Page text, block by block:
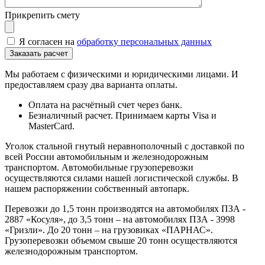
Прикрепить смету
Я согласен на обработку персональных данных
Мы работаем с физическими и юридическими лицами. И
предоставляем сразу два варианта оплаты.
Оплата на расчётный счет через банк.
Безналичный расчет. Принимаем карты Visa и
MasterCard.
Уголок стальной гнутый неравнополочный с доставкой по
всей России автомобильным и железнодорожным
транспортом. Автомобильные грузоперевозки
осуществляются силами нашей логистической службы. В
нашем распоряжении собственный автопарк.
Перевозки до 1,5 тонн производятся на автомобилях ПЗА -
2887 «Косуля», до 3,5 тонн – на автомобилях ПЗА - 3998
«Гризли». До 20 тонн – на грузовиках «ПАРНАС».
Грузоперевозки объемом свыше 20 тонн осуществляются
железнодорожным транспортом.